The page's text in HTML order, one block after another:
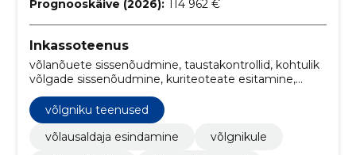
Prognooskäive (2026): 114 962 €
Inkassoteenus
võlanõuete sissenõudmine, taustakontrollid, kohtulik
võlgade sissenõudmine, kuriteoteate esitamine,
võlgade sissenõudmise protsess, läbirääkimised
võlgnikega, krediidijärelevalve, võlausaldaja
esindamine, võlausaldaja esindamine
õiguskaitseorganites, taustauuringute tegemine
võlgniku teenused
võlausaldaja esindamine
võlgnikule